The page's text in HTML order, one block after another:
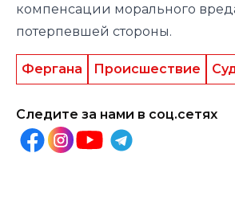
компенсации морального
потерпевшей стороны.
Фергана Происшествие
Следите за нами в соц.сетях